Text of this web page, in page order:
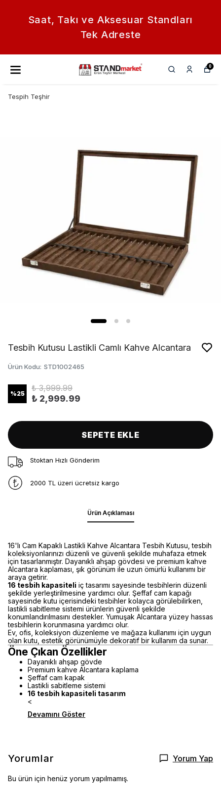
Saat, Takı ve Aksesuar Standları
Tek Adreste
0
Tespih Teşhir
Tesbih Kutusu Lastikli Camlı Kahve Alcantara
Ürün Kodu: STD1002465
%25
₺ 3,999.99
₺ 2,999.99
SEPETE EKLE
Stoktan Hızlı Gönderim
2000 TL üzeri ücretsiz kargo
Ürün Açıklaması
16'lı Cam Kapaklı Lastikli Kahve Alcantara Tesbih Kutusu, tesbih
koleksiyonlarınızı düzenli ve güvenli şekilde muhafaza etmek
için tasarlanmıştır. Dayanıklı ahşap gövdesi ve premium kahve
Alcantara kaplaması, şık görünüm ile uzun ömürlü kullanımı bir
araya getirir.
16 tesbih kapasiteli iç tasarımı sayesinde tesbihlerin düzenli
şekilde yerleştirilmesine yardımcı olur. Şeffaf cam kapağı
sayesinde kutu içerisindeki tesbihler kolayca görülebilirken,
lastikli sabitleme sistemi ürünlerin güvenli şekilde
konumlandırılmasını destekler. Yumuşak Alcantara yüzey hassas
tesbihlerin korunmasına yardımcı olur.
Ev, ofis, koleksiyon düzenleme ve mağaza kullanımı için uygun
olan kutu, estetik görünümüyle dekoratif bir kullanım da sunar.
Öne Çıkan Özellikler
Dayanıklı ahşap gövde
Premium kahve Alcantara kaplama
Şeffaf cam kapak
Lastikli sabitleme sistemi
16 tesbih kapasiteli tasarım
<
Devamını Göster
Yorumlar Yorum Yap
Bu ürün için henüz yorum yapılmamış.